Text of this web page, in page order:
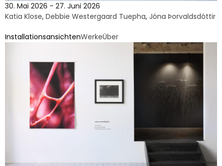
30. Mai 2026 - 27. Juni 2026
Katia Klose, Debbie Westergaard Tuepha, Jóna Þorvaldsdóttir
InstallationsansichtenWerkeÜber